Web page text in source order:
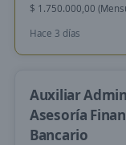
$ 1.750.000,00
Hace 3 días
Auxiliar
Asesoría
Bancario